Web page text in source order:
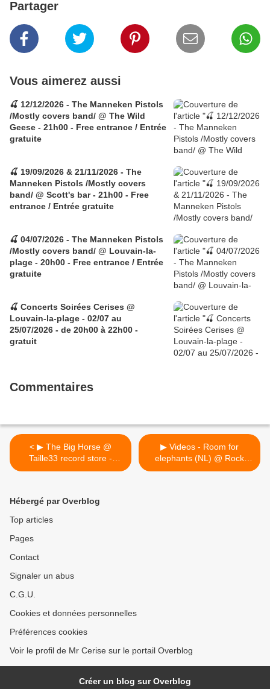
Partager
Vous aimerez aussi
🍒 12/12/2026 - The Manneken Pistols
/Mostly covers band/ @ The Wild
Geese - 21h00 - Free entrance / Entrée
gratuite
🍒 19/09/2026 & 21/11/2026 - The
Manneken Pistols /Mostly covers
band/ @ Scott's bar - 21h00 - Free
entrance / Entrée gratuite
🍒 04/07/2026 - The Manneken Pistols
/Mostly covers band/ @ Louvain-la-
plage - 20h00 - Free entrance / Entrée
gratuite
🍒 Concerts Soirées Cerises @
Louvain-la-plage - 02/07 au
25/07/2026 - de 20h00 à 22h00 -
gratuit
Commentaires
< ▶ The Big Horse @
Taille33 record store -
24/06/2017
▶ Videos - Room for
elephants (NL) @ Rock
Classic - 24/06/2017 >
Hébergé par Overblog
Top articles
Pages
Contact
Signaler un abus
C.G.U.
Cookies et données personnelles
Préférences cookies
Voir le profil de Mr Cerise sur le portail Overblog
Créer un blog sur Overblog